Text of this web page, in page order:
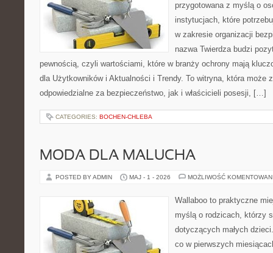
przygotowana z myślą o
instytucjach, które
w zakresie organizacji
nazwa Twierdza budzi
pewnością, czyli wartościami, które w branży ochrony mają
dla Użytkowników i Aktualności i Trendy. To witryna, która może
odpowiedzialne za bezpieczeństwo, jak i właścicieli posesji, […]
CATEGORIES: BOCHEN-CHLEBA
MODA DLA MALUCHA
POSTED BY ADMIN MAJ - 1 - 2026 MOŻLIWOŚĆ
Wallaboo to praktyczne
myślą o rodzicach, którzy
dotyczących małych
co w pierwszych